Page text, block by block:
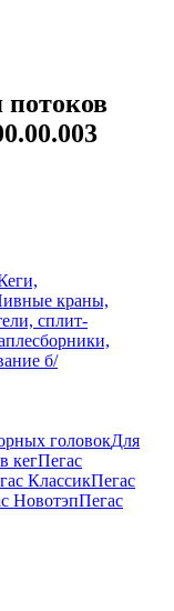
краны,
сплит-
б/
головокДля
кегПегас
КлассикПегас
НовотэпПегас